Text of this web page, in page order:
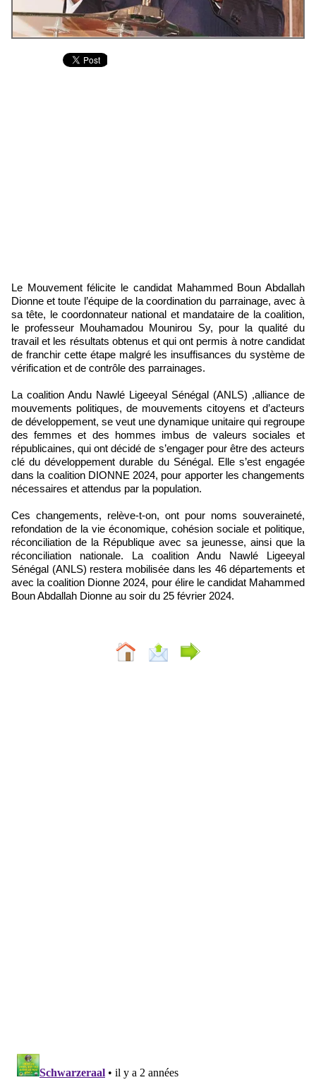
Le Mouvement félicite le candidat Mahammed Boun Abdallah
Dionne et toute l’équipe de la coordination du parrainage, avec à
sa tête, le coordonnateur national et mandataire de la coalition,
le professeur Mouhamadou Mounirou Sy, pour la qualité du
travail et les résultats obtenus et qui ont permis à notre candidat
de franchir cette étape malgré les insuffisances du système de
vérification et de contrôle des parrainages.
La coalition Andu Nawlé Ligeeyal Sénégal (ANLS) ,alliance de
mouvements politiques, de mouvements citoyens et d’acteurs
de développement, se veut une dynamique unitaire qui regroupe
des femmes et des hommes imbus de valeurs sociales et
républicaines, qui ont décidé de s’engager pour être des acteurs
clé du développement durable du Sénégal. Elle s’est engagée
dans la coalition DIONNE 2024, pour apporter les changements
nécessaires et attendus par la population.
Ces changements, relève-t-on, ont pour noms souveraineté,
refondation de la vie économique, cohésion sociale et politique,
réconciliation de la République avec sa jeunesse, ainsi que la
réconciliation nationale. La coalition Andu Nawlé Ligeeyal
Sénégal (ANLS) restera mobilisée dans les 46 départements et
avec la coalition Dionne 2024, pour élire le candidat Mahammed
Boun Abdallah Dionne au soir du 25 février 2024.